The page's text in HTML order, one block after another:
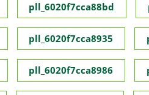
pll_6020f7cca88bd
pll_6020f7cca8935
pll_6020f7cca8986